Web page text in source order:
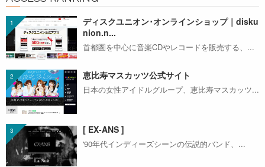
ディスクユニオン･オンラインショップ｜disku
nion.n...
首都圏を中心に音楽CDやレコードを販売する、...
恵比寿マスカッツ公式サイト
日本の女性アイドルグループ、恵比寿マスカッツ...
[ EX-ANS ]
'90年代インディーズシーンの伝説的バンド、...